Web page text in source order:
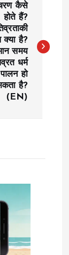
कैसे
होते हैं?
क्या है?
समय
धर्म
हो
है?
(EN)